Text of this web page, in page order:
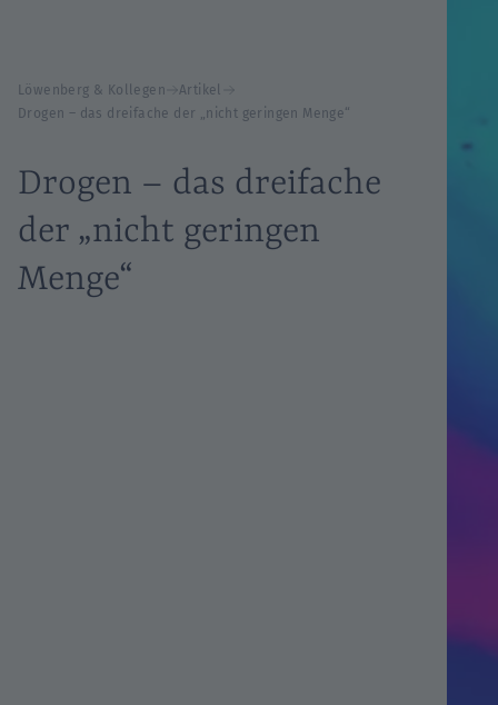
Löwenberg & Kollegen
Artikel
Drogen – das dreifache der „nicht geringen Menge“
Drogen – das dreifache
der „nicht geringen
Menge“